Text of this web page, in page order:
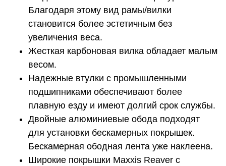
Благодаря этому вид рамы/вилки
становится более эстетичным без
увеличения веса.
Жесткая карбоновая вилка обладает малым
весом.
Надежные втулки с промышленными
подшипниками обеспечивают более
плавную езду и имеют долгий срок службы.
Двойные алюминиевые обода подходят
для установки бескамерных покрышек.
Бескамерная ободная лента уже наклеена.
Широкие покрышки Maxxis Reaver с